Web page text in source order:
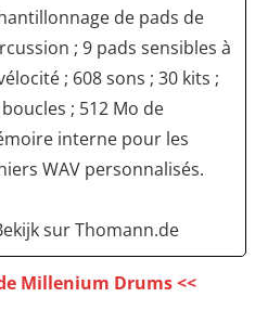
de pads de
; 9 pads sensibles à
; 608 sons ; 30 kits ;
; 512 Mo de
interne pour les
WAV personnalisés.
sur Thomann.de
Millenium Drums <<